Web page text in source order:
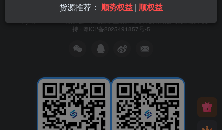
友链申请 免责声明 广告合作 关于我们
持 · 粤ICP备2025491857号-5
货源推荐： 顺势权益 | 顺权益